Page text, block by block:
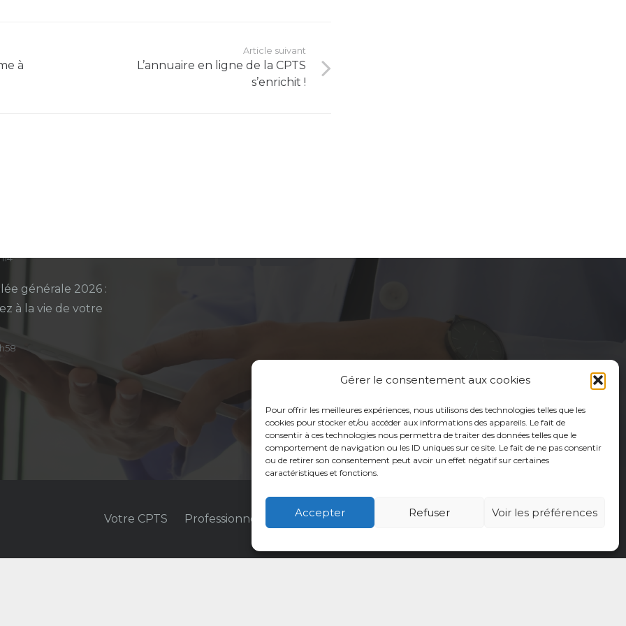
Gérer le consentement aux cookies
Pour offrir les meilleures expériences, nous utilisons des technologies telles que les
cookies pour stocker et/ou accéder aux informations des appareils. Le fait de
consentir à ces technologies nous permettra de traiter des données telles que le
comportement de navigation ou les ID uniques sur ce site. Le fait de ne pas consentir
ou de retirer son consentement peut avoir un effet négatif sur certaines
caractéristiques et fonctions.
Accepter Refuser Voir les préférences
à
Article suivant
L’annuaire en ligne de la CPTS
s’enrichit !
générale 2026 :
à la vie de votre
Votre CPTS Professionnels de santé Usagers Actualités Adhérer Contact